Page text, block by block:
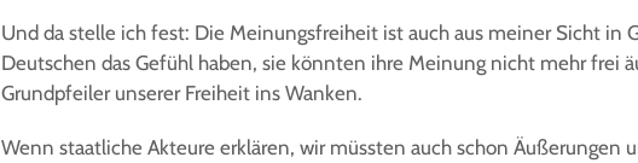
Und da stelle ich fest: Die Meinungsfreiheit ist auch aus meiner Sicht in
Deutschen das Gefühl haben, sie könnten ihre Meinung nicht mehr frei
Grundpfeiler unserer Freiheit ins Wanken.
Wenn staatliche Akteure erklären, wir müssten auch schon Äußerungen